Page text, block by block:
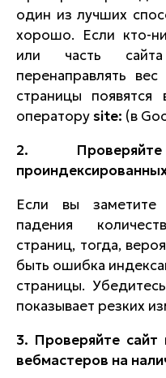
один из лучших
хорошо. Если кто-
или часть
перенаправлять
страницы появятся
операторуsite: (в
2.
Если вы
падения
страниц, тогда,
быть ошибка
страницы.
показывает резких
3. Проверяйте сайт
вебмастеров на